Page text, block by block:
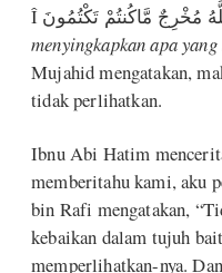
menyingkapkan apa
Mujahid mengatakan,
tidak perlihatkan.
Ibnu Abi Hatim
memberitahu kami, aku
bin Rafi mengatakan,
kebaikan dalam tujuh
memperlihatkan-nya.